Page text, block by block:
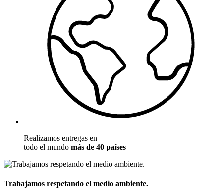
Realizamos entregas en
todo el mundo más de 40 países
Trabajamos respetando el medio ambiente.